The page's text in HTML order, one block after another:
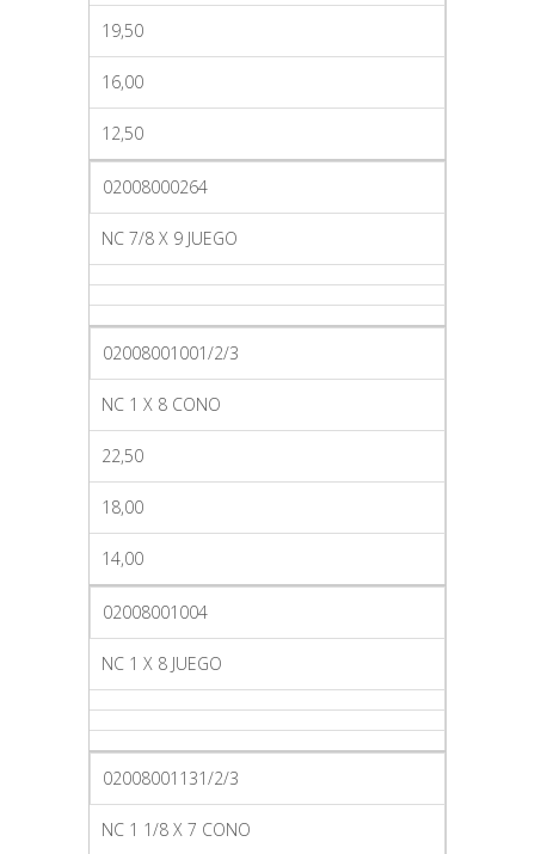
19,50
16,00
12,50
02008000264
NC 7/8 X 9 JUEGO
02008001001/2/3
NC 1 X 8 CONO
22,50
18,00
14,00
02008001004
NC 1 X 8 JUEGO
02008001131/2/3
NC 1 1/8 X 7 CONO